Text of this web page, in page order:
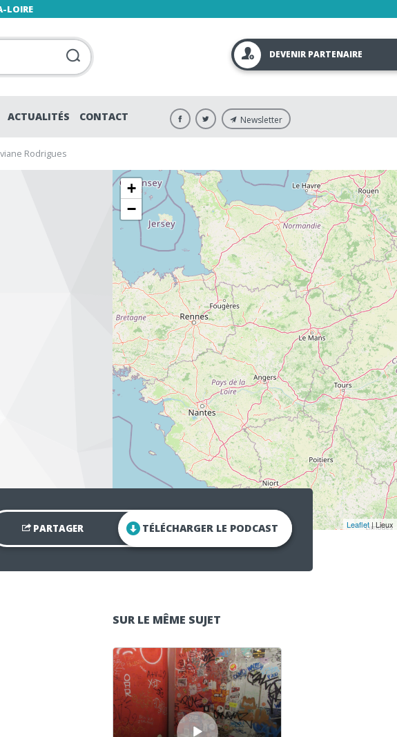
LOIRE
DEVENIR PARTENAIRE
ACTUALITÉS CONTACT Newsletter
Rodrigues
+
−
Leaflet| Lieux
PARTAGER TÉLÉCHARGER LE PODCAST
SUR LE MÊME SUJET
Lecteur audio